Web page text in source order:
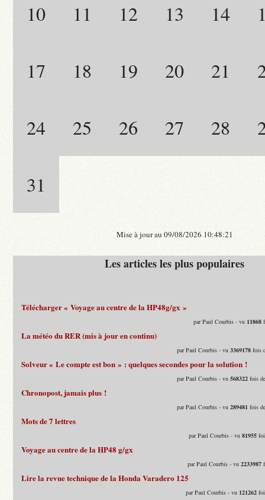
10 11 12 13 14
17 18 19 20 21
24 25 26 27 28
31
Mise à jour au 09/08/2026 10:48:21
Les articles les plus populaires
Télécharger « Voyage au centre de la HP48g/gx »
par Paul Courbis - vu 11868
La météo du RER (mis à jour en continu)
par Paul Courbis - vu3369178 fois
Solveur « Le compte est bon » : quelques secondes pour la solution !
par Paul Courbis - vu568322 fois
Chronopost, jamais plus !
par Paul Courbis - vu289481 fois
Mots de 7 lettres
par Paul Courbis - vu81955
Voyage au centre de la HP48 g/gx
par Paul Courbis - vu2233987
Lire la revue technique de la Honda Varadero 125
par Paul Courbis - vu 121262